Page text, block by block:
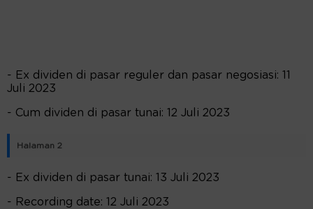
- Ex dividen di pasar reguler dan pasar negosiasi: 11
Juli 2023
- Cum dividen di pasar tunai: 12 Juli 2023
Halaman 2
- Ex dividen di pasar tunai: 13 Juli 2023
- Recording date: 12 Juli 2023